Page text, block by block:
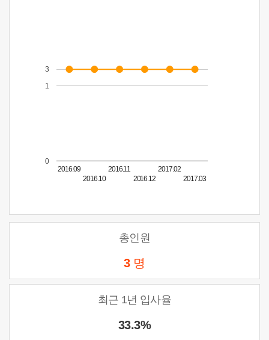
2016.09
2016.10
2016.11
2016.12
2017.02
2017.03
0
1
3
총인원
3 명
최근 1년 입사율
33.3%